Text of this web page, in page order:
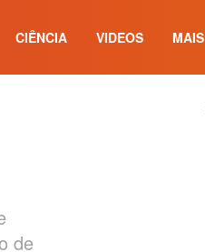
CIÊNCIA VIDEOS MAIS
de